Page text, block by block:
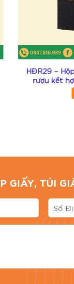
nét, chuyên
quà biếu dịp lễ
lượng tại
HĐR29 –
rượu kết
TÚI